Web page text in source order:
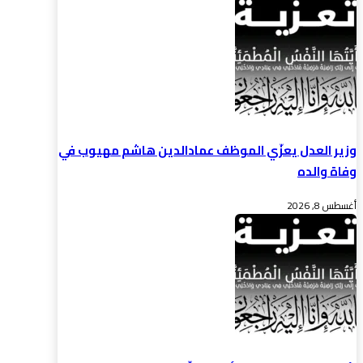
وزير العدل يعزّي الموظف عمادالدين هاشم مهيوب في
وفاة والده
أغسطس 8, 2026